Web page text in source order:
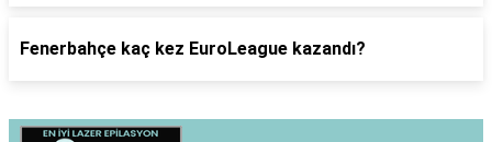
Fenerbahçe kaç kez EuroLeague kazandı?